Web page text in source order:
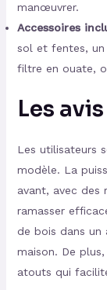
manœuvrer.
Accessoires
sol et fentes, un
filtre en ouate,
Les
Les utilisateurs
modèle. La
avant, avec des
ramasser
de bois dans un
maison. De
atouts qui